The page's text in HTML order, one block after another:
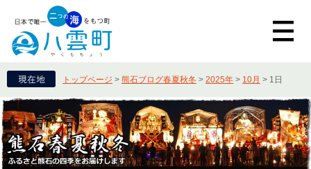
トップページ > 熊石ブログ春夏秋冬 > 2025年 > 10月 > 1日